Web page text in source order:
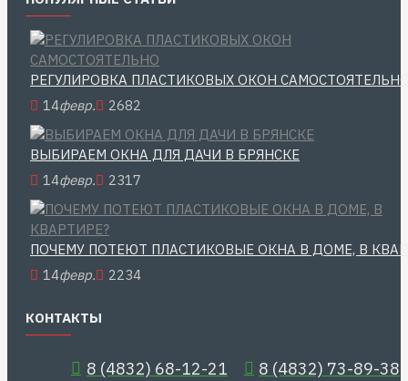
РЕГУЛИРОВКА ПЛАСТИКОВЫХ ОКОН
14февр. 2682
ВЫБИРАЕМ ОКНА ДЛЯ ДАЧИ В БРЯНСКЕ
14февр. 2317
ПОЧЕМУ ПОТЕЮТ ПЛАСТИКОВЫЕ ОКНА В ДОМЕ, В
14февр. 2234
КОНТАКТЫ
8 (4832) 68-12-21 8 (4832) 73-89-38